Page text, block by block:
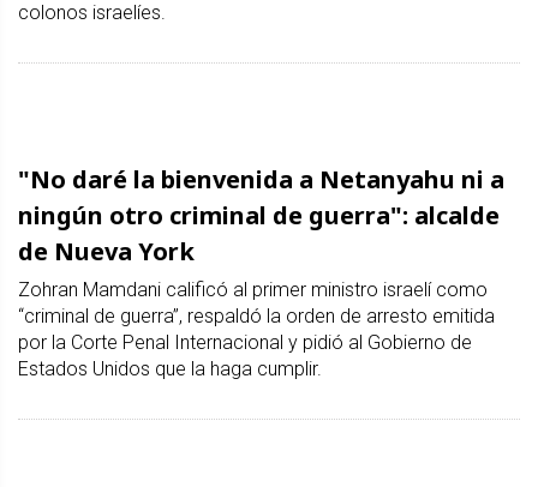
colonos israelíes.
"No daré la bienvenida a Netanyahu ni a
ningún otro criminal de guerra": alcalde
de Nueva York
Zohran Mamdani calificó al primer ministro israelí como
“criminal de guerra”, respaldó la orden de arresto emitida
por la Corte Penal Internacional y pidió al Gobierno de
Estados Unidos que la haga cumplir.